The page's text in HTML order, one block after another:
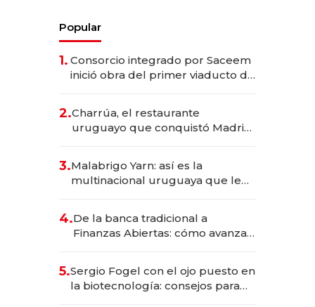
Popular
1. Consorcio integrado por Saceem
inició obra del primer viaducto de
millones
2.Charrúa, el restaurante
uruguayo que conquistó Madrid:
anticipación y prepara apertura
3.Malabrigo Yarn: así es la
multinacional uruguaya que le
4.De la banca tradicional a
Finanzas Abiertas: cómo avanza
5.Sergio Fogel con el ojo puesto en
la biotecnología: consejos para